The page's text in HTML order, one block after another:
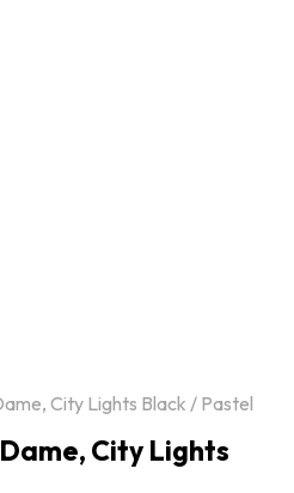
City Lights Black / Pastel
City Lights